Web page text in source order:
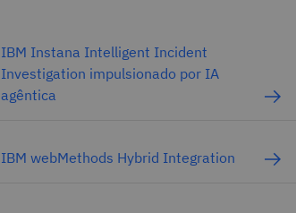
IBM Instana Intelligent Incident
Investigation impulsionado por IA
agêntica
IBM webMethods Hybrid Integration